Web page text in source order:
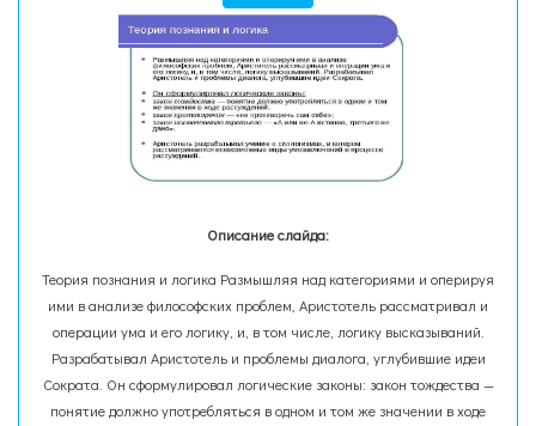
Описание слайда:
Теория познания и логика Размышляя над категориями и оперируя
ими в анализе философских проблем, Аристотель рассматривал и
операции ума и его логику, и, в том числе, логику высказываний.
Разрабатывал Аристотель и проблемы диалога, углубившие идеи
Сократа. Он сформулировал логические законы: закон тождества —
понятие должно употребляться в одном и том же значении в ходе